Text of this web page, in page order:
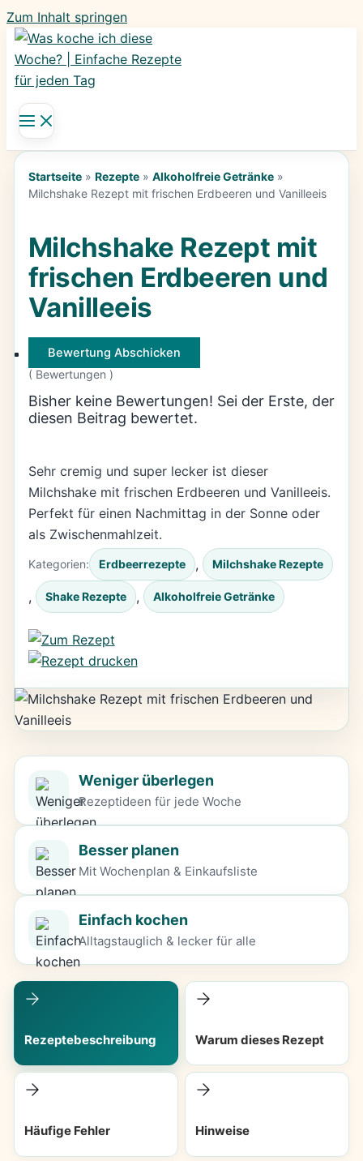
Zum Inhalt springen
Startseite» Rezepte» Alkoholfreie Getränke»
Milchshake Rezept mit frischen Erdbeeren und Vanilleeis
Milchshake Rezept mit
frischen Erdbeeren und
Vanilleeis
Bewertung Abschicken
( Bewertungen )
Bisher keine Bewertungen! Sei der Erste, der
diesen Beitrag bewertet.
Sehr cremig und super lecker ist dieser
Milchshake mit frischen Erdbeeren und Vanilleeis.
Perfekt für einen Nachmittag in der Sonne oder
als Zwischenmahlzeit.
Kategorien: Erdbeerrezepte , Milchshake Rezepte
, Shake Rezepte , Alkoholfreie Getränke
Weniger überlegen
Rezeptideen für jede Woche
Besser planen
Mit Wochenplan & Einkaufsliste
Einfach kochen
Alltagstauglich & lecker für alle
Rezeptebeschreibung Warum dieses Rezept
Häufige Fehler Hinweise